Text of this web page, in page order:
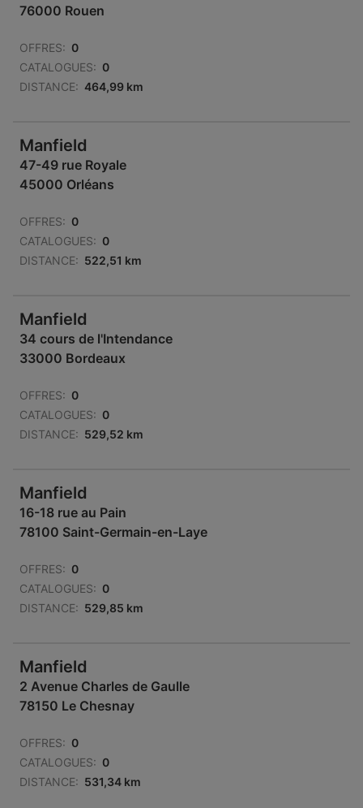
76000 Rouen
OFFRES: 0
CATALOGUES: 0
DISTANCE: 464,99 km
Manfield
47-49 rue Royale
45000 Orléans
OFFRES: 0
CATALOGUES: 0
DISTANCE: 522,51 km
Manfield
34 cours de l'Intendance
33000 Bordeaux
OFFRES: 0
CATALOGUES: 0
DISTANCE: 529,52 km
Manfield
16-18 rue au Pain
78100 Saint-Germain-en-Laye
OFFRES: 0
CATALOGUES: 0
DISTANCE: 529,85 km
Manfield
2 Avenue Charles de Gaulle
78150 Le Chesnay
OFFRES: 0
CATALOGUES: 0
DISTANCE: 531,34 km